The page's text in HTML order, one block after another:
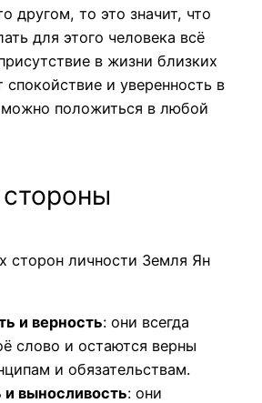
другом, то это значит, что
для этого человека всё
в жизни близких
и уверенность в
положиться в любой
сторон личности Земля Ян
и верность: они всегда
слово и остаются верны
и обязательствам.
и выносливость: они